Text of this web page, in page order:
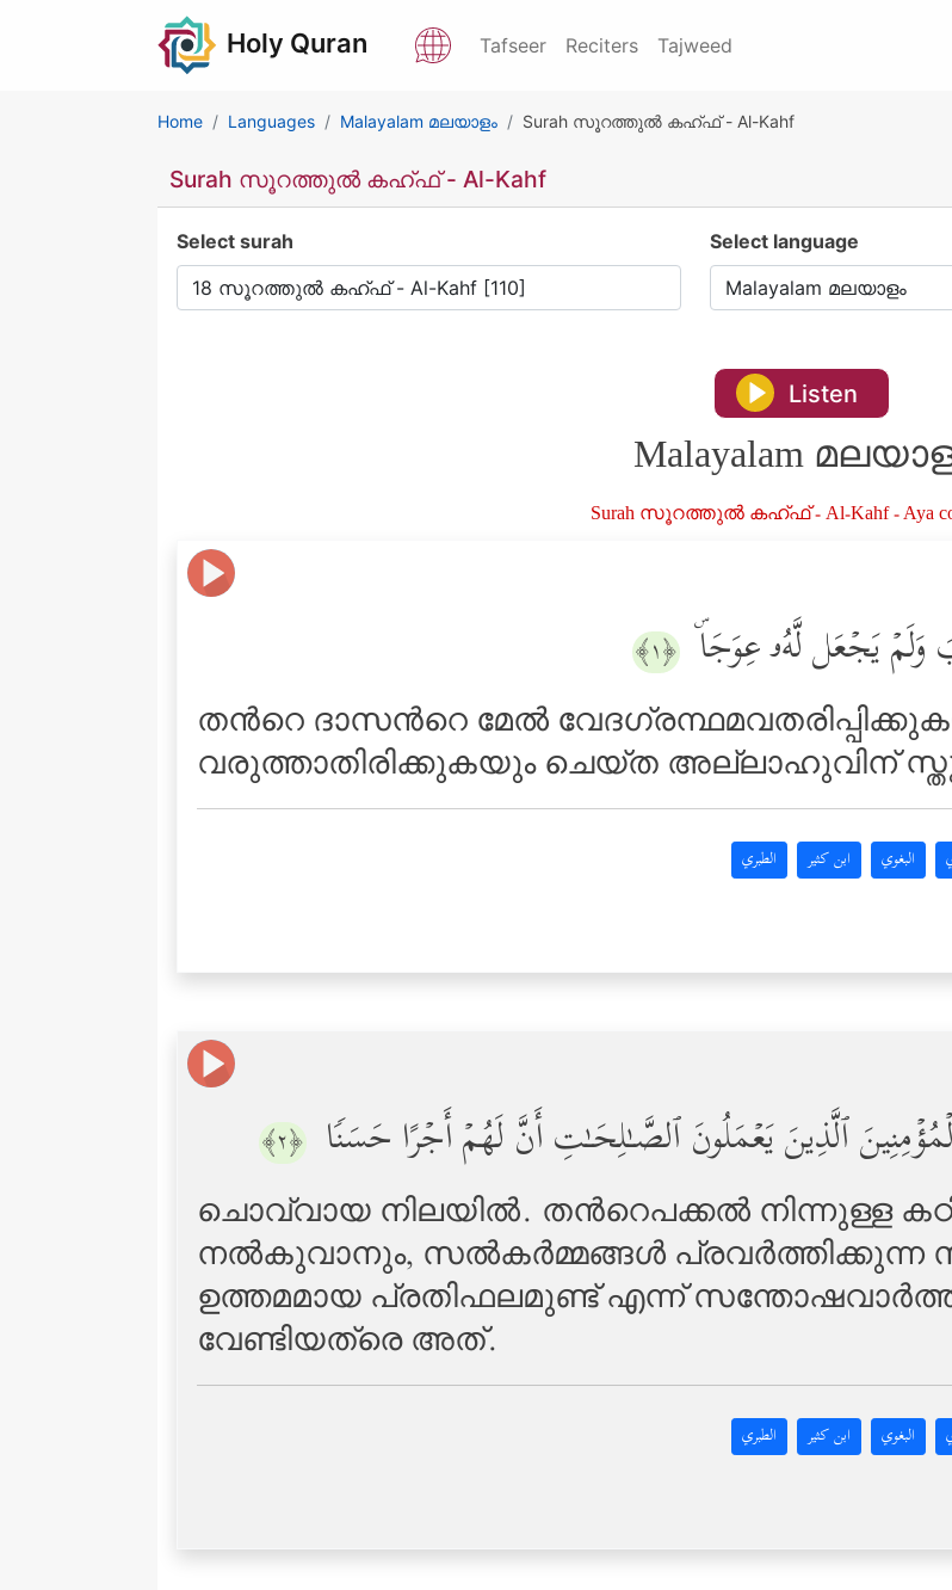
Holy Quran Tafseer Reciters Tajweed
Home Languages Malayalam മലയാളം Surah സൂറത്തുൽ കഹ്ഫ് - Al-Kahf
Surah സൂറത്തുൽ കഹ്ഫ് - Al-Kahf
Select surah Select language
Listen
Malayalam
Surah സൂറത്തുൽ കഹ്ഫ് - Al-Kahf - Aya
وَلَمۡ یَجۡعَل لَّهُۥ عِوَجَاۜ ﴿١﴾
തന്‍റെ ദാസന്‍റെ മേല്‍
വരുത്താതിരിക്കുകയും ചെയ്ത അല്ലാഹുവിന്
البغوي ابن كثير الطبري
ٱلَّذِینَ یَعۡمَلُونَ ٱلصَّـٰلِحَـٰتِ أَنَّ لَهُمۡ أَجۡرًا حَسَنࣰا ﴿٢﴾
ചൊവ്വായ നിലയില്‍. തന്‍റെപക്കല്‍ നിന്നുള്ള
നല്‍കുവാനും, സല്‍കര്‍മ്മങ്ങള്‍ പ്രവര്‍ത്തിക്കുന്ന
ഉത്തമമായ പ്രതിഫലമുണ്ട് എന്ന്
വേണ്ടിയത്രെ അത്‌.
البغوي ابن كثير الطبري